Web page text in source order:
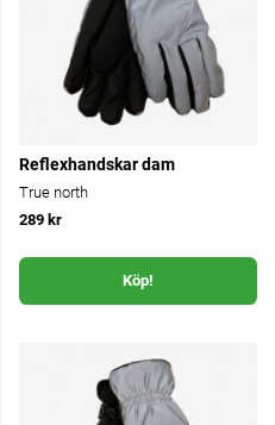
Reflexhandskar dam
True north
289 kr
Köp!